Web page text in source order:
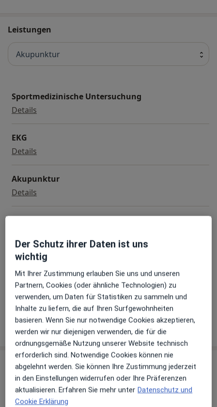
Leistungen
Akupunktur
Sportmedizinische Untersuchung
Details
EKG
Details
Akupunktur
Details
Langzeit-EKG
DetailsLangzeit-EKG
+ 4 Terminarten
Wie funktioniert die Preisbildung?
Behandler:innen Überprüfe meine Versicherung
Akupunkteur
Der Schutz ihrer Daten ist uns
wichtig
Mit Ihrer Zustimmung erlauben Sie uns und unseren
Partnern, Cookies (oder ähnliche Technologien) zu
verwenden, um Daten für Statistiken zu sammeln und
Inhalte zu liefern, die auf Ihren Surfgewohnheiten
basieren. Wenn Sie nur notwendige Cookies akzeptieren,
werden wir nur diejenigen verwenden, die für die
ordnungsgemäße Nutzung unserer Website technisch
erforderlich sind. Notwendige Cookies können nie
abgelehnt werden. Sie können Ihre Zustimmung jederzeit
in den Einstellungen widerrufen oder Ihre Präferenzen
aktualisieren. Erfahren Sie mehr unter Datenschutz und
Cookie Erklärung